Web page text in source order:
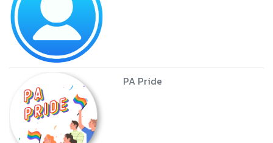
PA Pride